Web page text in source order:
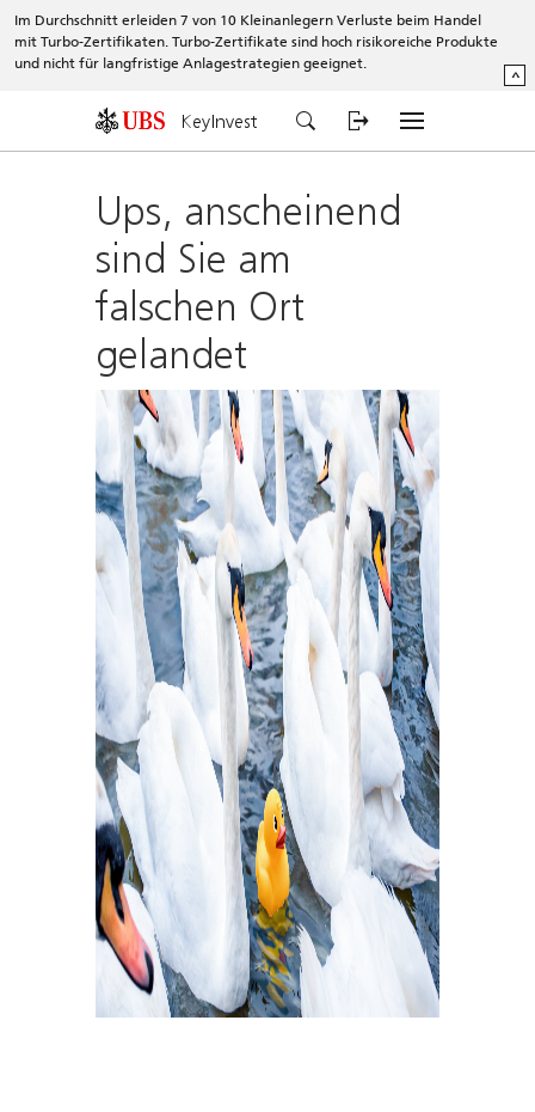
Im Durchschnitt erleiden 7 von 10 Kleinanlegern Verluste beim Handel
mit Turbo-Zertifikaten. Turbo-Zertifikate sind hoch risikoreiche Produkte
und nicht für langfristige Anlagestrategien geeignet.
^
KeyInvest
Ups, anscheinend
sind Sie am
falschen Ort
gelandet